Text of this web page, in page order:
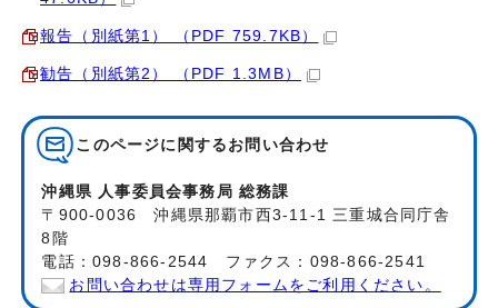
報告（別紙第1） （PDF 759.7KB）
勧告（別紙第2） （PDF 1.3MB）
このページに関する お問い合わせ
沖縄県 人事委員会事務局 総務課
〒900-0036 沖縄県那覇市西3-11-1 三重城合同庁舎
8階
電話：098-866-2544 ファクス：098-866-2541
お問い合わせは専用フォームをご利用ください。